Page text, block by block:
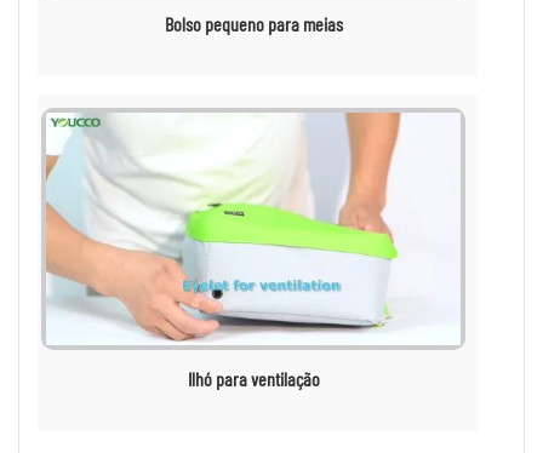
Bolso pequeno para meias
Ilhó para ventilação